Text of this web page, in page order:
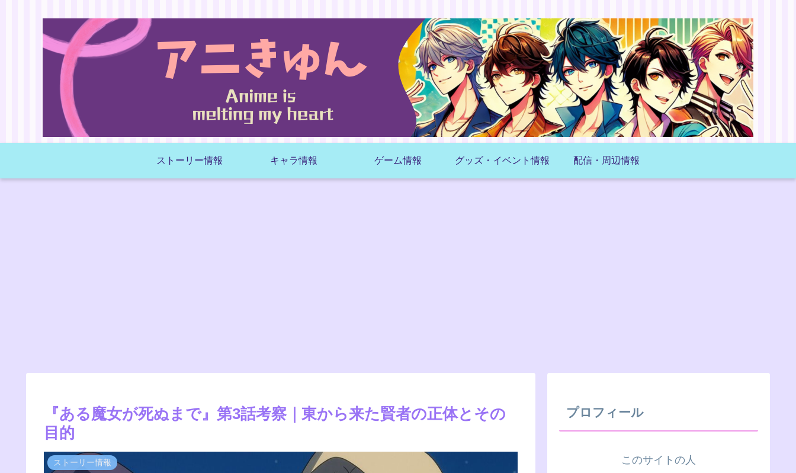
ストーリー情報 キャラ情報 ゲーム情報 グッズ・イベント情報 配信・周辺情報
『ある魔女が死ぬまで』第3話考察｜東から来た賢者の正体とその
目的
ストーリー情報
プロフィール
このサイトの人